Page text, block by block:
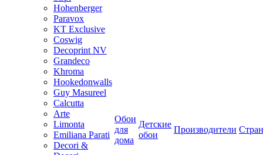
Hohenberger
Paravox
KT Exclusive
Coswig
Decoprint NV
Grandeco
Khroma
Hookedonwalls
Guy Masureel
Calcutta
Arte
Limonta
Emiliana Parati
Decori &
Обои
для
дома
Детские
обои
Производители